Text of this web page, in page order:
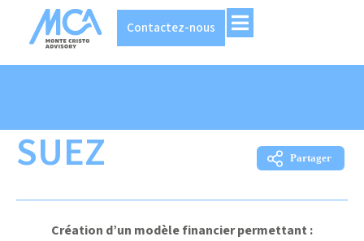
Contactez-nous
SUEZ
Création d’un modèle financier permettant :